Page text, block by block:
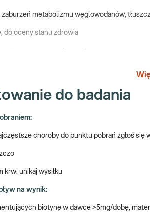
metabolizmu węglowodanów,
do oceny stanu zdrowia
tłuszczy (dyslipidemia) i zaburzenia
przypadkowej diety, niezdrowego i
i utraty wzroku, a nawet dializ.
choroby wykonywane przy braku
rokuje, pozwala na wyleczenie i cofnięcie
na najczęstsze choroby – czyli
choroby cywilizacyjne
do badania
choroby do punktu pobrań zgłoś się
krwi unikaj wysiłku
na wynik:
biotynę w dawce >5mg/dobę,